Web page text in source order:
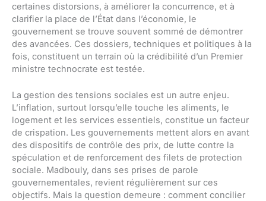
certaines distorsions, à améliorer la concurrence, et à
clarifier la place de l’État dans l’économie, le
gouvernement se trouve souvent sommé de démontrer
des avancées. Ces dossiers, techniques et politiques à la
fois, constituent un terrain où la crédibilité d’un Premier
ministre technocrate est testée.
La gestion des tensions sociales est un autre enjeu.
L’inflation, surtout lorsqu’elle touche les aliments, le
logement et les services essentiels, constitue un facteur
de crispation. Les gouvernements mettent alors en avant
des dispositifs de contrôle des prix, de lutte contre la
spéculation et de renforcement des filets de protection
sociale. Madbouly, dans ses prises de parole
gouvernementales, revient régulièrement sur ces
objectifs. Mais la question demeure : comment concilier